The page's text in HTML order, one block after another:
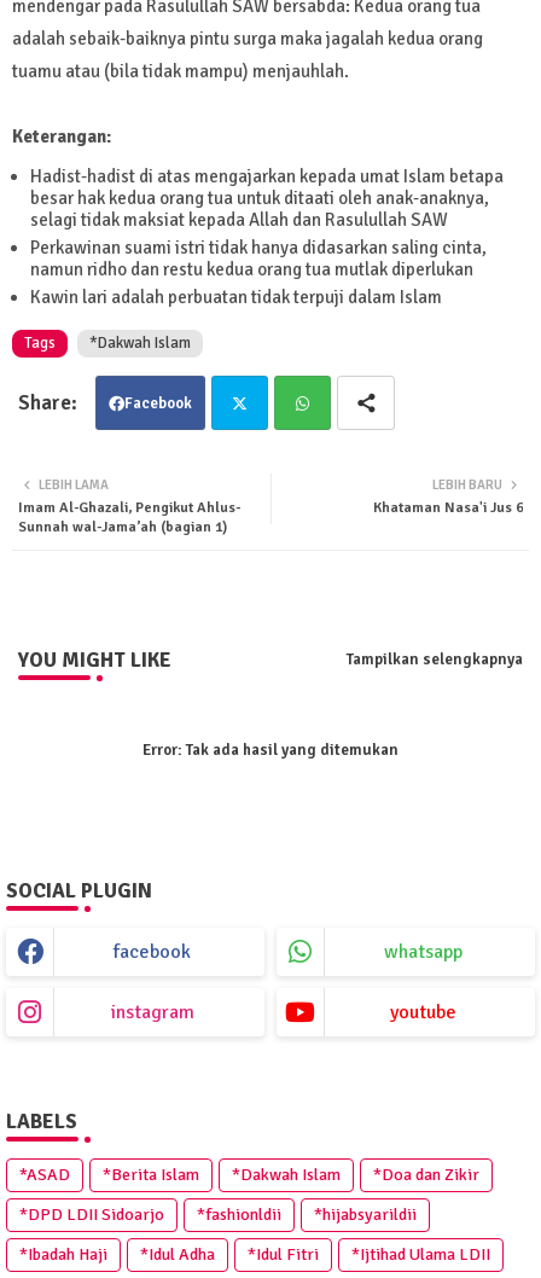
mendengar pada Rasulullah SAW bersabda: Kedua orang tua
adalah sebaik-baiknya pintu surga maka jagalah kedua orang
tuamu atau (bila tidak mampu) menjauhlah.
Keterangan:
Hadist-hadist di atas mengajarkan kepada umat Islam betapa
besar hak kedua orang tua untuk ditaati oleh anak-anaknya,
selagi tidak maksiat kepada Allah dan Rasulullah SAW
Perkawinan suami istri tidak hanya didasarkan saling cinta,
namun ridho dan restu kedua orang tua mutlak diperlukan
Kawin lari adalah perbuatan tidak terpuji dalam Islam
Tags *Dakwah Islam
Facebook
ter
LEBIH BARU
Khataman Nasa'i Jus 6
LEBIH LAMA
Imam Al-Ghazali, Pengikut Ahlus-
Sunnah wal-Jama’ah (bagian 1)
YOU MIGHT LIKE Tampilkan selengkapnya
Error:Tak ada hasil yang ditemukan
SOCIAL PLUGIN
facebook whatsapp
instagram youtube
LABELS
*ASAD *Berita Islam *Dakwah Islam
*Doa dan Zikir
*DPD LDII Sidoarjo
*fashionldii
*hijabsyarildii
*Ibadah Haji
*Idul Adha *Idul Fitri *Ijtihad Ulama LDII